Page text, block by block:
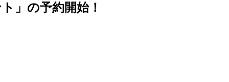
」の予約開始！